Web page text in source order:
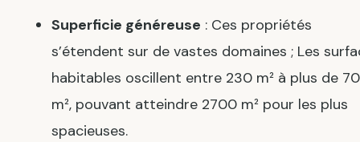
Superficie généreuse : Ces propriétés
s’étendent sur de vastes domaines ; Les
habitables oscillent entre 230 m² à plus de
m², pouvant atteindre 2700 m² pour les plus
spacieuses.